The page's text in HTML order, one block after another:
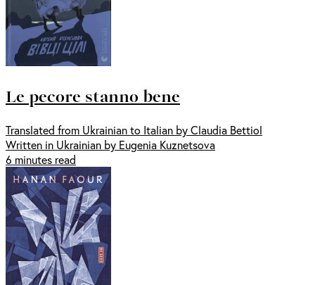
Le pecore stanno bene
Translated from Ukrainian to Italian by Claudia Bettiol
Written in Ukrainian by Eugenia Kuznetsova
6 minutes read